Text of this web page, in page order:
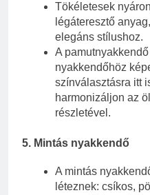
Tökéletesek
légáteresztő
elegáns stílushoz.
A
nyakkendőhöz
színválasztásra itt
harmonizáljon az
részletével.
5. Mintás nyakkendő
A mintás
léteznek: csíkos,